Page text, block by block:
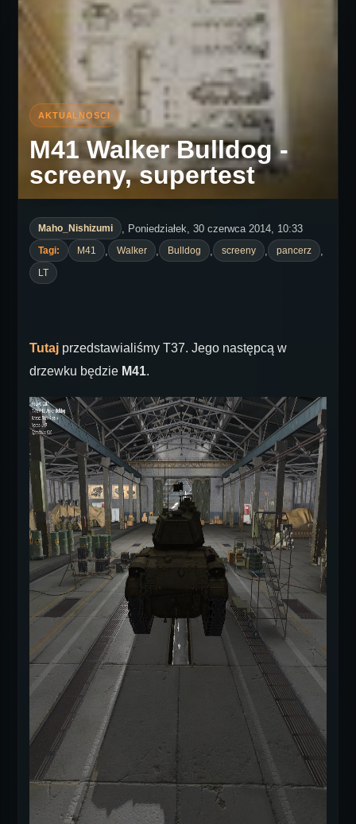
M41 Walker Bulldog -
screeny, supertest
Maho_Nishizumi , Poniedziałek, 30 czerwca 2014, 10:33
Tagi: M41 Walker Bulldog screeny pancerz
LT
Tutaj przedstawialiśmy T37. Jego następcą w
drzewku będzie M41.